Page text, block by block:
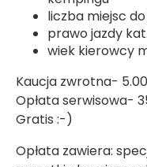
liczba miejsc
prawo jazdy
wiek kierowcy
Kaucja zwrotna-
Opłata serwisowa-
Gratis :-)
Opłata zawiera: